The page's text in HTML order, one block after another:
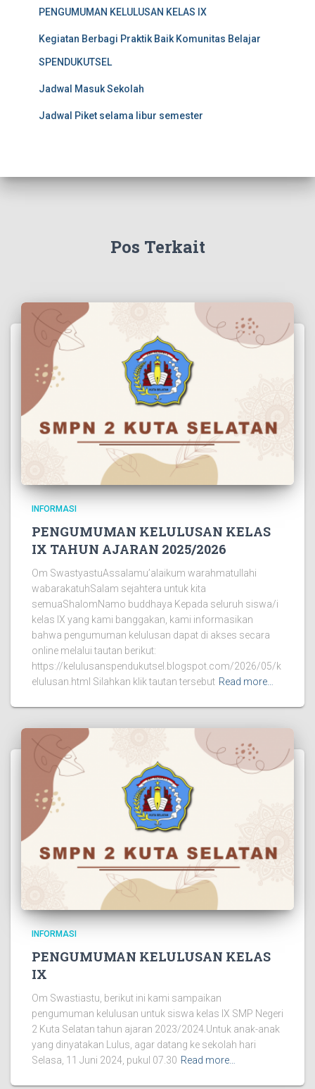
PENGUMUMAN KELULUSAN KELAS IX
Kegiatan Berbagi Praktik Baik Komunitas Belajar
SPENDUKUTSEL
Jadwal Masuk Sekolah
Jadwal Piket selama libur semester
Pos Terkait
INFORMASI
PENGUMUMAN KELULUSAN KELAS
IX TAHUN AJARAN 2025/2026
Om SwastyastuAssalamu’alaikum warahmatullahi
wabarakatuhSalam sejahtera untuk kita
semuaShalomNamo buddhaya Kepada seluruh siswa/i
kelas IX yang kami banggakan, kami informasikan
bahwa pengumuman kelulusan dapat di akses secara
online melalui tautan berikut:
https://kelulusanspendukutsel.blogspot.com/2026/05/k
elulusan.html Silahkan klik tautan tersebut Read more…
INFORMASI
PENGUMUMAN KELULUSAN KELAS
IX
Om Swastiastu, berikut ini kami sampaikan
pengumuman kelulusan untuk siswa kelas IX SMP Negeri
2 Kuta Selatan tahun ajaran 2023/2024.Untuk anak-anak
yang dinyatakan Lulus, agar datang ke sekolah hari
Selasa, 11 Juni 2024, pukul 07.30 Read more…